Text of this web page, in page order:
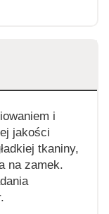
i
jakości
tkaniny,
na zamek.